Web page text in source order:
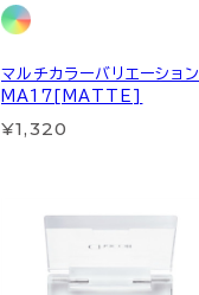
マルチカラーバリエーション
MA17[MATTE]
¥1,320